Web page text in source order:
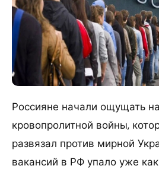
Россияне начали ощущать
кровопролитной войны,
развязал против мирной
вакансий в РФ упало уже